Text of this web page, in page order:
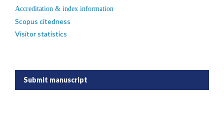
Accreditation & index information
Scopus citedness
Visitor statistics
Submit manuscript